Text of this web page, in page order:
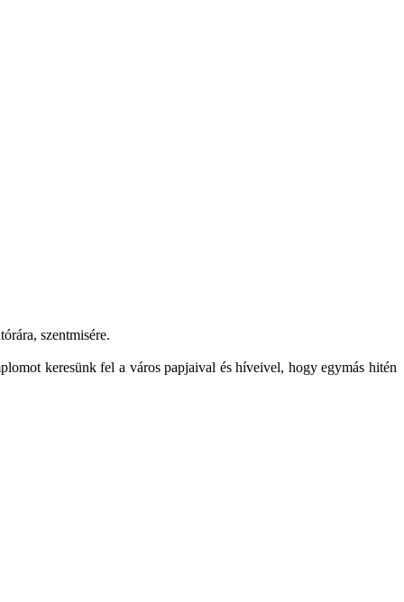
szentmisére.
keresünk fel a város papjaival és híveivel, hogy egymás hitén